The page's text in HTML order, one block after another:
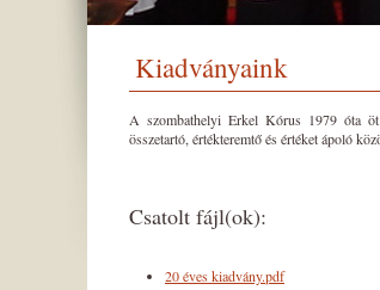
Kiadványaink
A szombathelyi Erkel Kórus 1979 óta
összetartó, értékteremtő és értéket ápoló
Csatolt fájl(ok):
20 éves kiadvány.pdf